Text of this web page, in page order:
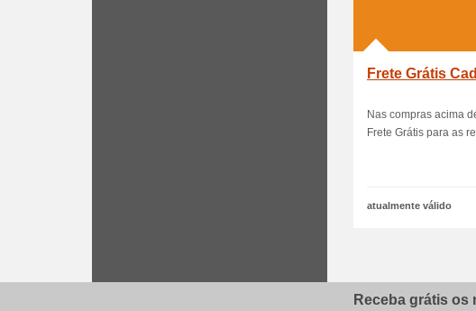
Frete Grátis
Nas compras acima
Frete Grátis para as
atualmente válido
Receba grátis os